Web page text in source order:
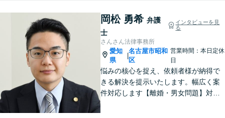
岡松 勇希 弁護
士
インタビューを見
る
さんさん法律事務所
愛知
県
|
名古屋市昭和
区
営業時間：本日定休
日
悩みの核心を捉え、依頼者様が納得で
きる解決を提示いたします。幅広く案
件対応します【離婚・男女問題】対応